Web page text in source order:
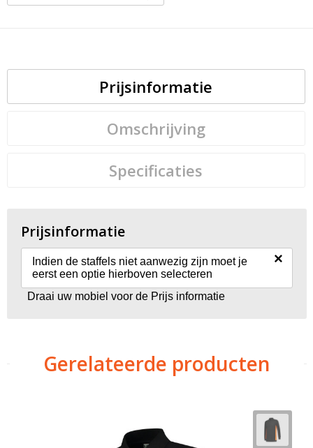
Prijsinformatie
Omschrijving
Specificaties
Prijsinformatie
Indien de staffels niet aanwezig zijn moet je
eerst een optie hierboven selecteren
×
Draai uw mobiel voor de Prijs informatie
Gerelateerde producten